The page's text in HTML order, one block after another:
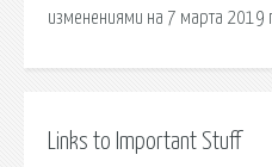
изменениями на 7 марта 2019
Links to Important Stuff